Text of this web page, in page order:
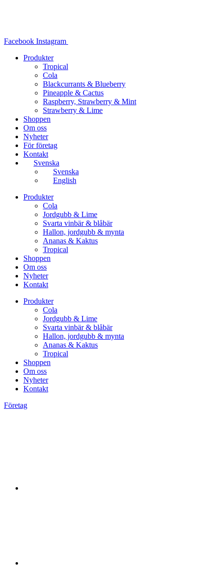
Facebook Instagram
Produkter
Tropical
Cola
Blackcurrants & Blueberry
Pineapple & Cactus
Raspberry, Strawberry & Mint
Strawberry & Lime
Shoppen
Om oss
Nyheter
För företag
Kontakt
Svenska
Svenska
English
Produkter
Cola
Jordgubb & Lime
Svarta vinbär & blåbär
Hallon, jordgubb & mynta
Ananas & Kaktus
Tropical
Shoppen
Om oss
Nyheter
Kontakt
Produkter
Cola
Jordgubb & Lime
Svarta vinbär & blåbär
Hallon, jordgubb & mynta
Ananas & Kaktus
Tropical
Shoppen
Om oss
Nyheter
Kontakt
Företag